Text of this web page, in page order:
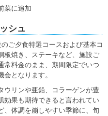
菜に追加
シュ
ご夕食特選コースおよび基本コ
板焼き、ステーキなど、施設ご
常料金のまま、期間限定でいつ
となります。
ウリンや亜鉛、コラーゲンが豊
効果も期待できると言われてい
、体調を崩しやすい季節に、旬